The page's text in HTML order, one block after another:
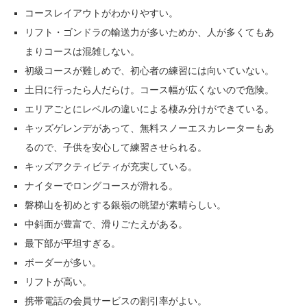
コースレイアウトがわかりやすい。
リフト・ゴンドラの輸送力が多いためか、人が多くてもあ
まりコースは混雑しない。
初級コースが難しめで、初心者の練習には向いていない。
土日に行ったら人だらけ。コース幅が広くないので危険。
エリアごとにレベルの違いによる棲み分けができている。
キッズゲレンデがあって、無料スノーエスカレーターもあ
るので、子供を安心して練習させられる。
キッズアクティビティが充実している。
ナイターでロングコースが滑れる。
磐梯山を初めとする銀嶺の眺望が素晴らしい。
中斜面が豊富で、滑りごたえがある。
最下部が平坦すぎる。
ボーダーが多い。
リフトが高い。
携帯電話の会員サービスの割引率がよい。